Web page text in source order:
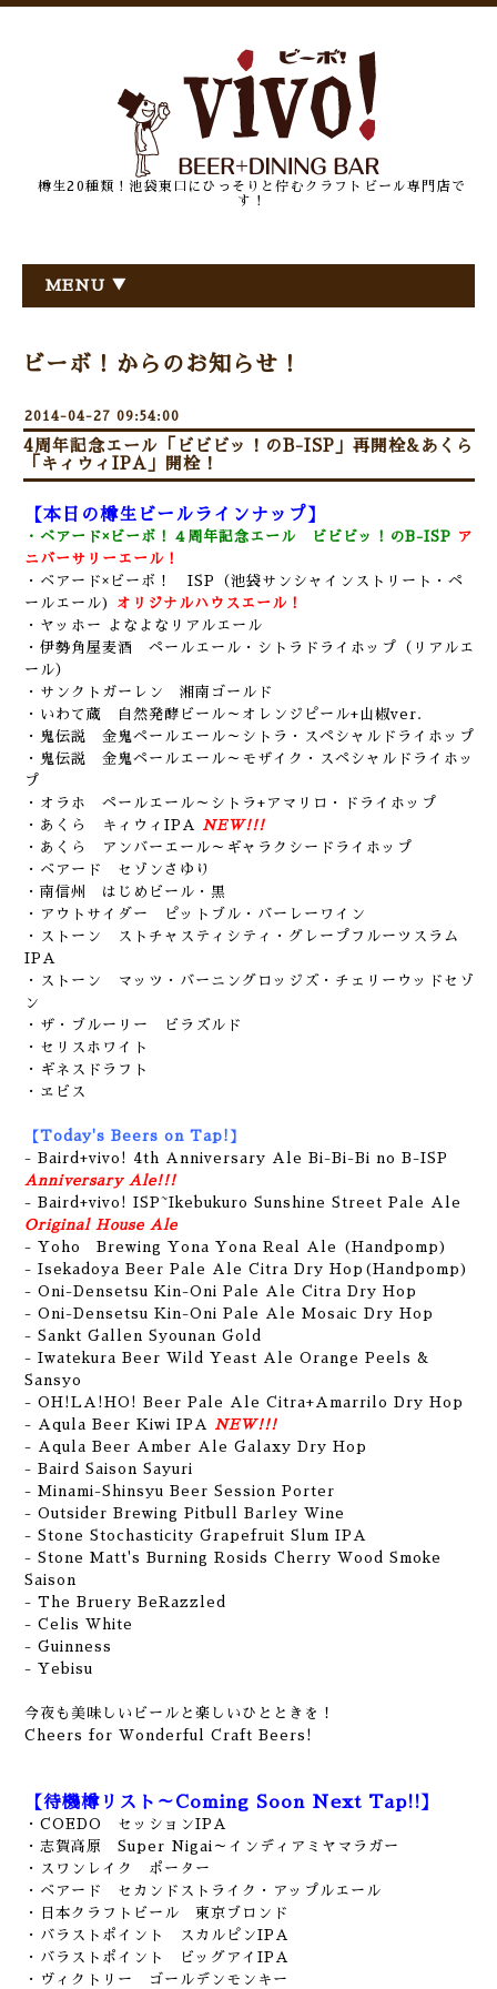
樽生20種類！池袋東口にひっそりと佇むクラフトビール専門店で
す！
MENU ▼
ビーボ！からのお知らせ！
2014-04-27 09:54:00
4周年記念エール「ビビビッ！のB-ISP」再開栓&あくら
「キィウィIPA」開栓！
【本日の樽生ビールラインナップ】
・ベアード×ビーボ！４周年記念エール ビビビッ！のB-ISP
ア
ニバーサリーエール！
・ベアード×ビーボ！ ISP（池袋サンシャインストリート・ペ
ールエール)
オリジナルハウスエール！
・ヤッホー よなよなリアルエール
・伊勢角屋麦酒 ペールエール・シトラドライホップ（リアルエ
ール）
・サンクトガーレン 湘南ゴールド
・いわて蔵 自然発酵ビール～オレンジピール+山椒ver.
・鬼伝説 金鬼ペールエール～シトラ・スペシャルドライホップ
・鬼伝説 金鬼ペールエール～モザイク・スペシャルドライホッ
プ
・オラホ ペールエール～シトラ+アマリロ・ドライホップ
・あくら キィウィIPA
NEW!!!
・あくら アンバーエール～ギャラクシードライホップ
・ベアード セゾンさゆり
・南信州 はじめビール・黒
・アウトサイダー ピットブル・バーレーワイン
・ストーン ストチャスティシティ・グレープフルーツスラム
IPA
・ストーン マッツ・バーニングロッジズ・チェリーウッドセゾ
ン
・ザ・ブルーリー ビラズルド
・セリスホワイト
・ギネスドラフト
・ヱビス
【Today's Beers on Tap!】
- Baird+vivo! 4th Anniversary Ale Bi-Bi-Bi no B-ISP
Anniversary Ale!!!
- Baird+vivo! ISP~Ikebukuro Sunshine Street Pale Ale
Original House Ale
- Yoho Brewing Yona Yona Real Ale (Handpomp)
- Isekadoya Beer Pale Ale Citra Dry Hop(Handpomp)
- Oni-Densetsu Kin-Oni Pale Ale Citra Dry Hop
- Oni-Densetsu Kin-Oni Pale Ale Mosaic D ry Hop
- Sankt Gallen Syounan Gold
- Iwatekura Beer Wild Yeast Ale Orange Peels &
Sansyo
- OH!LA!HO! Beer Pale Ale Citra+Amarrilo Dry Hop
- Aqula Beer Kiwi IPA
NEW!!!
- Aqula Beer Amber Ale Galaxy Dry Hop
- Baird Saison Sayuri
- Minami-Shinsyu Beer Session Porter
- Outsider Brewing Pitbull Barley Wine
- Stone Stochasticity Grapefruit Slum IPA
- Stone Matt's Burning Rosids Cherry Wood Smoke
Saison
- The Bruery BeRazzled
- Celis White
- Guinness
- Yebisu
今夜も美味しいビールと楽しいひとときを！
Cheers for Wonderful Craft Beers!
【待機樽リスト～Coming Soon Next Tap!!】
・COEDO セッションIPA
・志賀高原 Super Nigai～インディアミヤマラガー
・スワンレイク ポーター
・ベアード セカンドストライク・アップルエール
・日本クラフトビール 東京ブロンド
・バラストポイント スカルピンIPA
・バラストポイント ビッグアイIPA
・ヴィクトリー ゴールデンモンキー